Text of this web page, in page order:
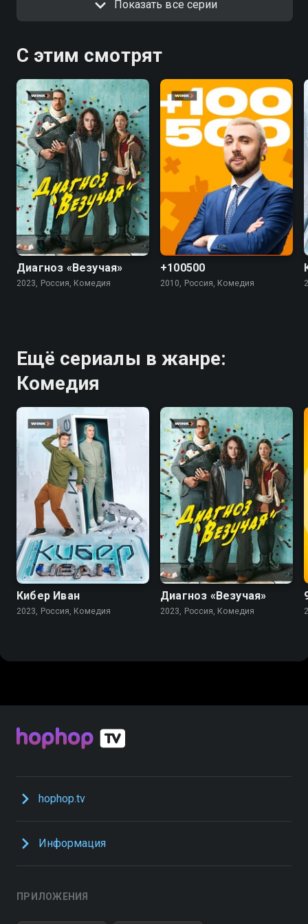
Показать все серии
С этим смотрят
7.4
Диагноз «Везучая»
2023, Россия, Комедия
5.5 4.5
+100500
2010, Россия, Комедия
Ещё сериалы в жанре:
Комедия
7.6
Кибер Иван
2023, Россия, Комедия
7.4
Диагноз «Везучая»
2023, Россия, Комедия
hophop.tv
Информация
ПРИЛОЖЕНИЯ